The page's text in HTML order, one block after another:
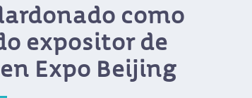
como
expositor de
Expo Beijing